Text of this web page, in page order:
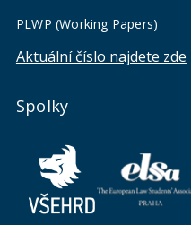
PLWP (Working Papers)
Aktuální číslo najdete zde
Spolky